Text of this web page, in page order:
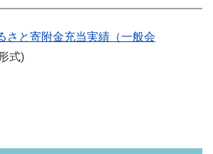
さと寄附金充当実績（一般会
式)